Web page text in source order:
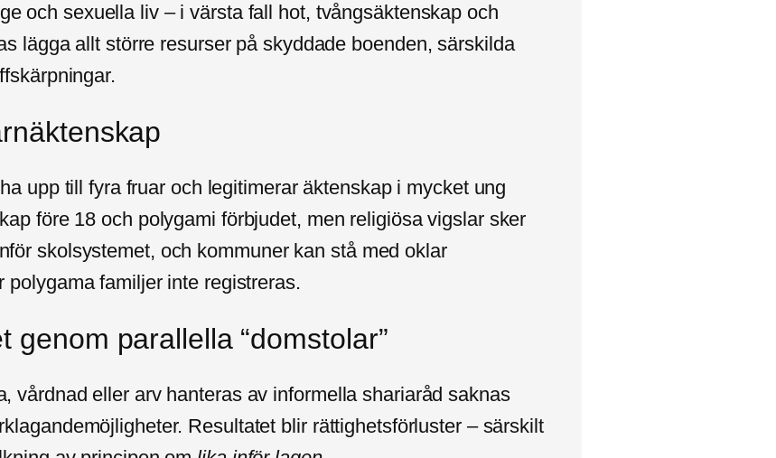
och sexuella liv – i värsta fall hot, tvångsäktenskap och
lägga allt större resurser på skyddade boenden, särskilda
upp till fyra fruar och legitimerar äktenskap i mycket ung
före 18 och polygami förbjudet, men religiösa vigslar sker
skolsystemet, och kommuner kan stå med oklar
polygama familjer inte registreras.
genom parallella “domstolar”
vårdnad eller arv hanteras av informella shariaråd saknas
Resultatet blir rättighetsförluster – särskilt